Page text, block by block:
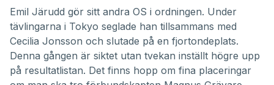
Emil Järudd gör sitt andra OS i ordningen. Under
tävlingarna i Tokyo seglade han tillsammans med
Cecilia Jonsson och slutade på en fjortondeplats.
Denna gången är siktet utan tvekan inställt högre upp
på resultatlistan. Det finns hopp om fina placeringar